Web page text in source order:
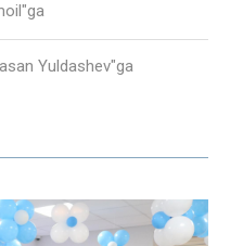
"ga
Yuldashev"ga